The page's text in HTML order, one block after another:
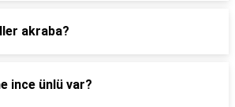
akraba?
ince ünlü var?